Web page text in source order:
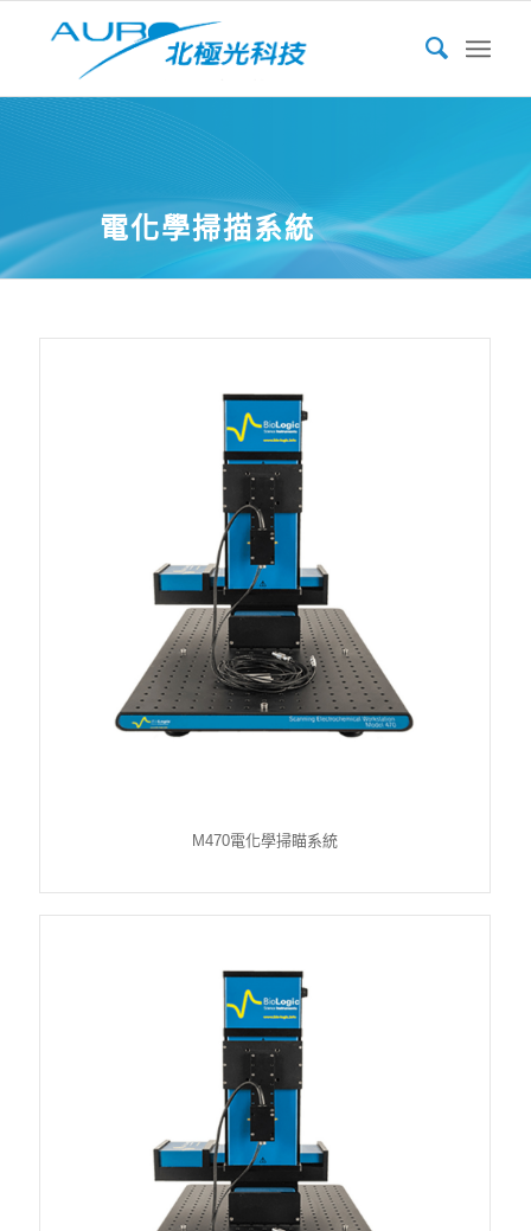
電化學掃描系統
M470電化學掃瞄系統